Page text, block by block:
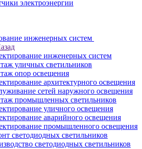
электроэнергии
инженерных систем
инженерных систем
уличных светильников
опор освещения
архитектурного освещения
сетей наружного освещения
промышленных светильников
уличного освещения
аварийного освещения
промышленного освещения
светодиодных светильников
светодиодных светильников